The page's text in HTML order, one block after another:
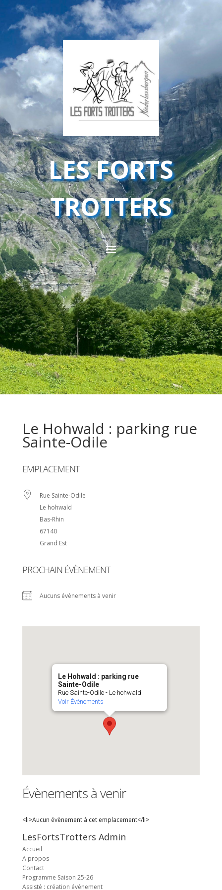
LES FORTS
TROTTERS
Le Hohwald : parking rue
Sainte-Odile
EMPLACEMENT
Rue Sainte-Odile
Le hohwald
Bas-Rhin
67140
Grand Est
PROCHAIN ÉVÈNEMENT
Aucuns évènements à venir
Le Hohwald : parking rue
Sainte-Odile
Rue Sainte-Odile - Le hohwald
Voir Évènements
Évènements à venir
<li>Aucun évènement à cet emplacement</li>
LesFortsTrotters Admin
Accueil
A propos
Contact
Programme Saison 25-26
Assisté : création événement